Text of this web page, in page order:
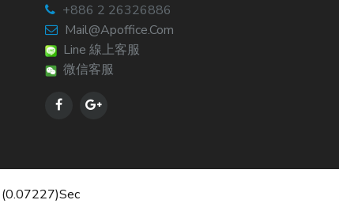
+886 2 26326886
Mail@apoffice.com
Line 線上客服
微信客服